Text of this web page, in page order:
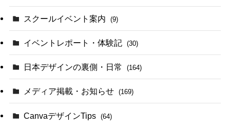
スクールイベント案内 (9)
イベントレポート・体験記 (30)
日本デザインの裏側・日常 (164)
メディア掲載・お知らせ (169)
CanvaデザインTips (64)